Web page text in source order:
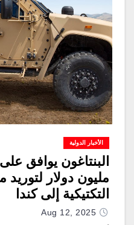
الأخبار الدولية
التكتيكية إلى كندا
Aug 12, 2025